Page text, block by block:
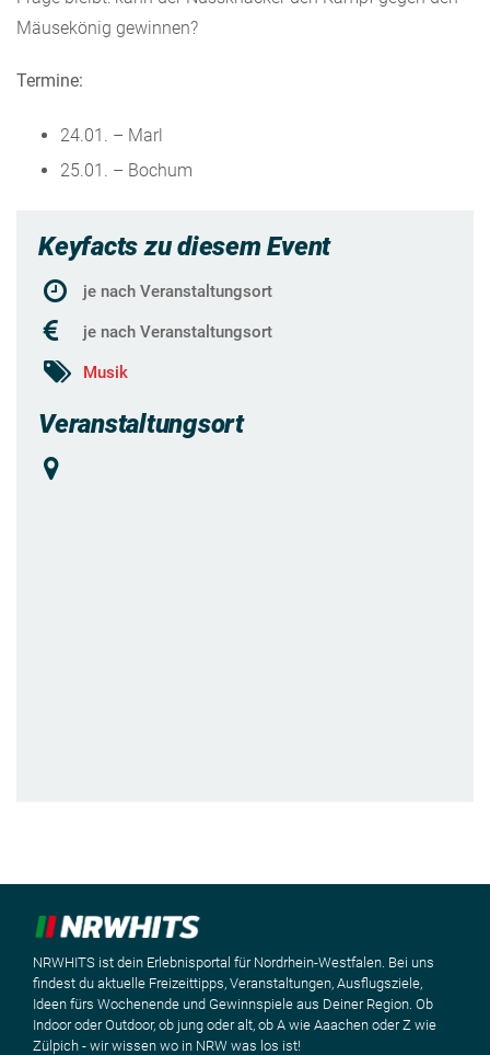
Mäusekönig gewinnen?
Termine:
24.01. – Marl
25.01. – Bochum
Keyfacts zu diesem Event
je nach Veranstaltungsort
je nach Veranstaltungsort
Musik
Veranstaltungsort
NRWHITS ist dein Erlebnisportal für Nordrhein-Westfalen. Bei uns
findest du aktuelle Freizeittipps, Veranstaltungen, Ausflugsziele,
Ideen fürs Wochenende und Gewinnspiele aus Deiner Region. Ob
Indoor oder Outdoor, ob jung oder alt, ob A wie Aaachen oder Z wie
Zülpich - wir wissen wo in NRW was los ist!